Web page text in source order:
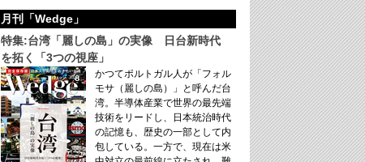
月刊「Wedge」
特集:台湾「麗しの島」の実像 日台新時代
を拓く「3つの視座」
かつてポルトガル人が「フォル
モサ（麗しの島）」と呼んだ台
湾。半導体産業で世界の最先端
技術をリードし、日本統治時代
の記憶も、歴史の一部として内
包している。一方で、現在は米